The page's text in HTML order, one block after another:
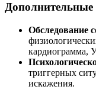
Дополнительные
Обследование
кардиограмма,
триггерных
искажения.